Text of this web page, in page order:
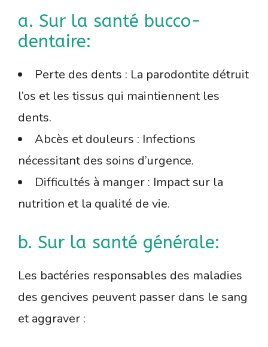
a. Sur la santé bucco-
dentaire:
Perte des dents : La parodontite détruit
l’os et les tissus qui maintiennent les
dents.
Abcès et douleurs : Infections
nécessitant des soins d’urgence.
Difficultés à manger : Impact sur la
nutrition et la qualité de vie.
b. Sur la santé générale:
Les bactéries responsables des maladies
des gencives peuvent passer dans le sang
et aggraver :